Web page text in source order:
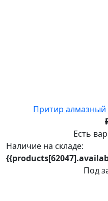
Притир алмазный
Есть
Наличие на складе:
Под